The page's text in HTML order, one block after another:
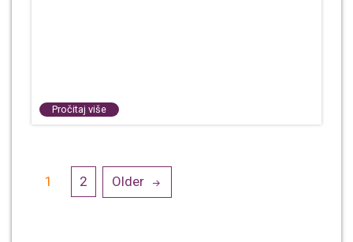
Pročitaj više
Posts
navigation
1 2 Older